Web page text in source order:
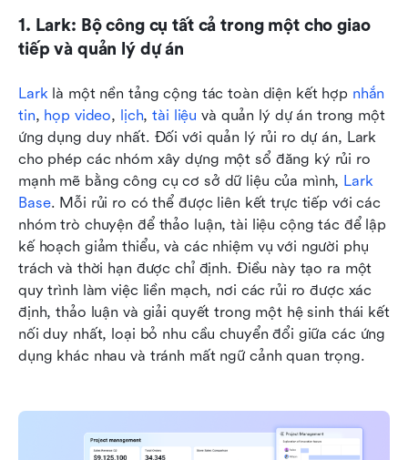
1. Lark: Bộ công cụ tất cả trong một cho giao
tiếp và quản lý dự án
Lark là một nền tảng cộng tác toàn diện kết hợp nhắn
tin, họp video, lịch, tài liệu và quản lý dự án trong một
ứng dụng duy nhất. Đối với quản lý rủi ro dự án, Lark
cho phép các nhóm xây dựng một sổ đăng ký rủi ro
mạnh mẽ bằng công cụ cơ sở dữ liệu của mình, Lark
Base. Mỗi rủi ro có thể được liên kết trực tiếp với các
nhóm trò chuyện để thảo luận, tài liệu cộng tác để lập
kế hoạch giảm thiểu, và các nhiệm vụ với người phụ
trách và thời hạn được chỉ định. Điều này tạo ra một
quy trình làm việc liền mạch, nơi các rủi ro được xác
định, thảo luận và giải quyết trong một hệ sinh thái kết
nối duy nhất, loại bỏ nhu cầu chuyển đổi giữa các ứng
dụng khác nhau và tránh mất ngữ cảnh quan trọng.